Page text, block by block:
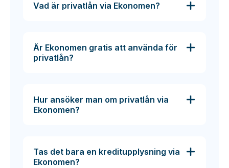
Vad är privatlån via Ekonomen?
Är Ekonomen gratis att använda för
privatlån?
Hur ansöker man om privatlån via
Ekonomen?
Tas det bara en kreditupplysning via
Ekonomen?